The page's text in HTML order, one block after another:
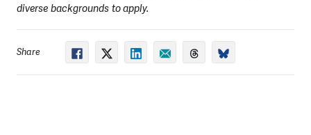
diverse backgrounds to apply.
Share